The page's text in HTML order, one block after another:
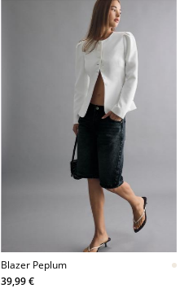
Blazer Peplum
39,99 €